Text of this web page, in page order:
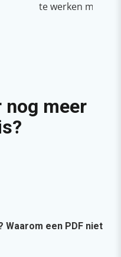
te werken met
nog meer
een PDF niet